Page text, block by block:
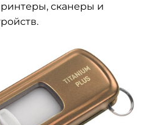
сканеры и